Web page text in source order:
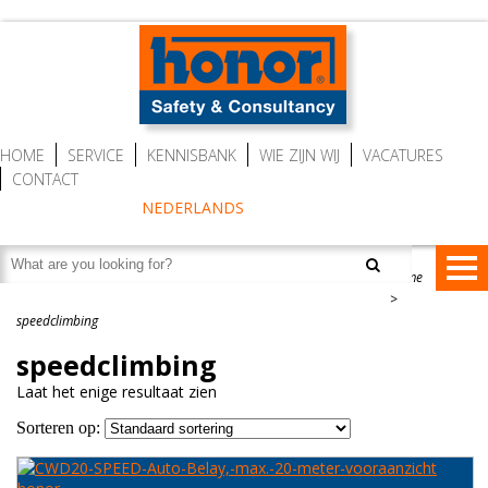
HOME SERVICE KENNISBANK WIE ZIJN WIJ
VACATURES
CONTACT
NEDERLANDS
VALBEVEILIGING
Valstopapparaten
Auto Belay (veilig klimmen)
REDDING EN EVACUATIE
Redding- en evacuatietoestellen
RescueSlide en HangLadder
BESCHERMENDE KLEDING
Gaspakken Tesimax
home
>
speedclimbing
speedclimbing
Laat het enige resultaat zien
Sorteren op: